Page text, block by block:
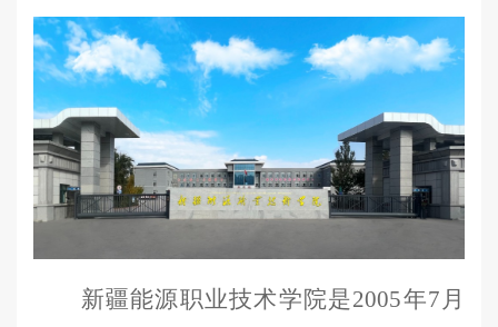
新疆能源职业技术学 院是2005年7月